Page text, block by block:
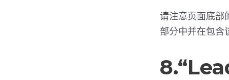
请注意页面底部
部分中并在包含